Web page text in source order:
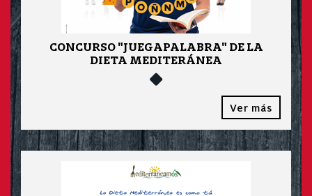
CONCURSO "JUEGAPALABRA" DE LA
DIETA MEDITERÁNEA
Ver más